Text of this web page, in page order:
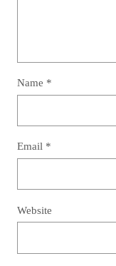
Name *
Email *
Website